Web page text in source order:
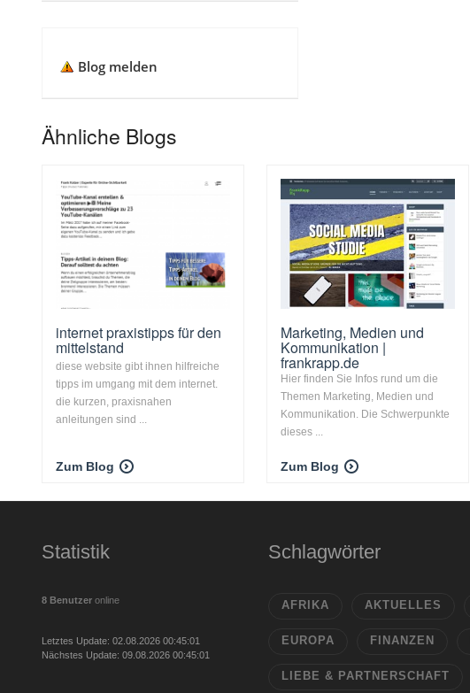
Blog melden
Ähnliche Blogs
internet praxistipps für den
mittelstand
diese website gibt ihnen hilfreiche
tipps im umgang mit dem internet.
die kurzen, praxisnahen
anleitungen sind ...
Zum Blog
Marketing, Medien und
Kommunikation |
frankrapp.de
Hier finden Sie Infos rund um die
Themen Marketing, Medien und
Kommunikation. Die Schwerpunkte
dieses ...
Zum Blog
Statistik
8 Benutzer online
Letztes Update: 02.08.2026 00:45:01
Nächstes Update: 09.08.2026 00:45:01
Schlagwörter
AFRIKA AKTUELLES
EUROPA FINANZEN
LIEBE & PARTNERSCHAFT